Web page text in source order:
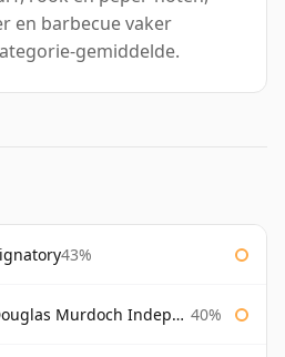
en barbecue vaker
gemiddelde.
43%
Independent Bottling 40%